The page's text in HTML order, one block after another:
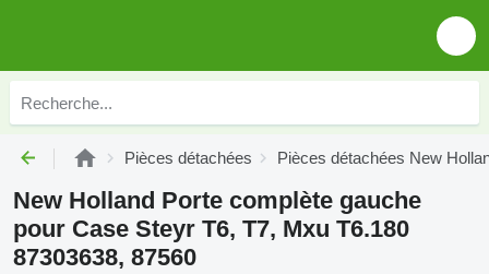
Pièces détachées Pièces détachées New
New Holland Porte complète gauche
pour Case Steyr T6, T7, Mxu T6.180
87303638, 87560